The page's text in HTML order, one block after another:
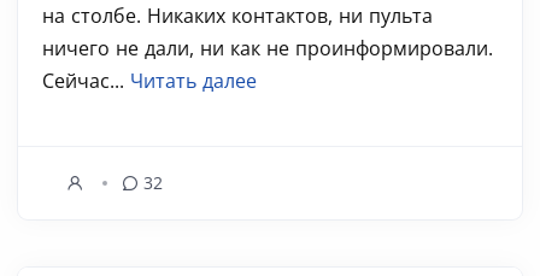
на столбе. Никаких контактов, ни пульта
ничего не дали, ни как не проинформировали.
Сейчас... Читать далее
32